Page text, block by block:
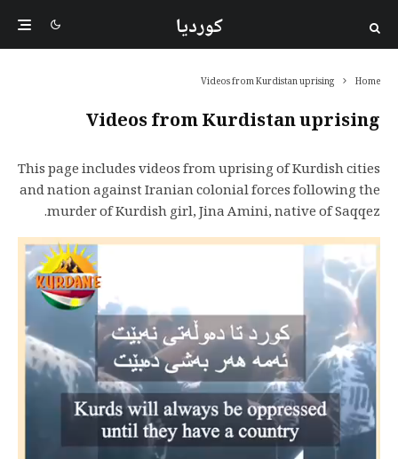
کوردیا
Home
Videos from Kurdistan uprising
Videos from Kurdistan uprising
This page includes videos from uprising of Kurdish cities
and nation against Iranian colonial forces following the
murder of Kurdish girl, Jina Amini, native of Saqqez.